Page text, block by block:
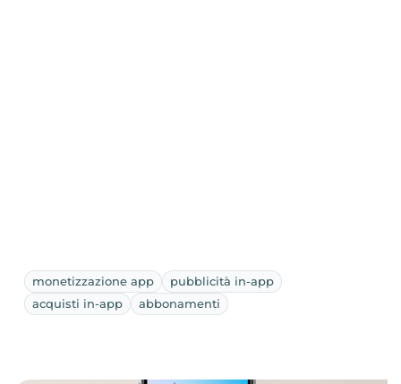
monetizzazione app
pubblicità in-app
acquisti in-app
abbonamenti